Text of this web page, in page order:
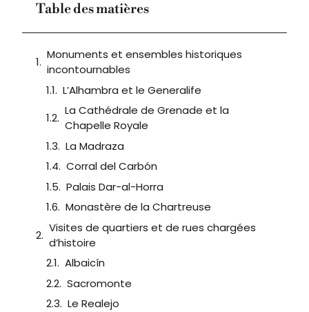
Table des matières
Monuments et ensembles historiques
incontournables
L’Alhambra et le Generalife
La Cathédrale de Grenade et la
Chapelle Royale
La Madraza
Corral del Carbón
Palais Dar-al-Horra
Monastère de la Chartreuse
Visites de quartiers et de rues chargées
d’histoire
Albaicín
Sacromonte
Le Realejo